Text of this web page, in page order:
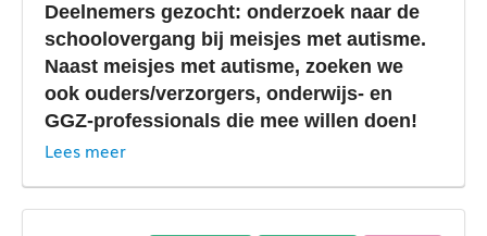
Deelnemers gezocht: onderzoek naar de
schoolovergang bij meisjes met autisme.
Naast meisjes met autisme, zoeken we
ook ouders/verzorgers, onderwijs- en
GGZ-professionals die mee willen doen!
Lees meer